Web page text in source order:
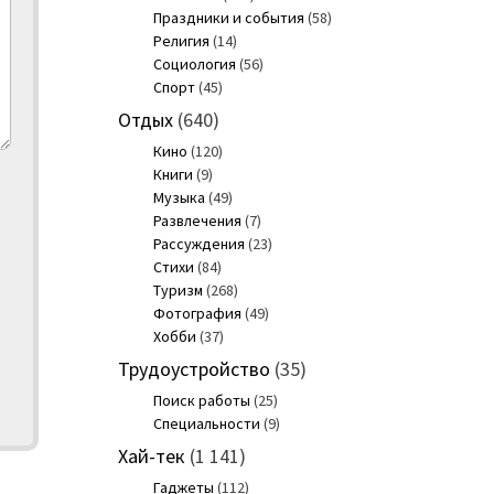
Праздники и события (58)
Религия (14)
Социология (56)
Спорт(45)
Отдых(640)
Кино (120)
Книги (9)
Музыка (49)
Развлечения (7)
Рассуждения (23)
Стихи (84)
Туризм (268)
Фотография (49)
Хобби (37)
Трудоустройство (35)
Поиск работы (25)
Специальности (9)
Хай-тек (1 141)
Гаджеты (112)